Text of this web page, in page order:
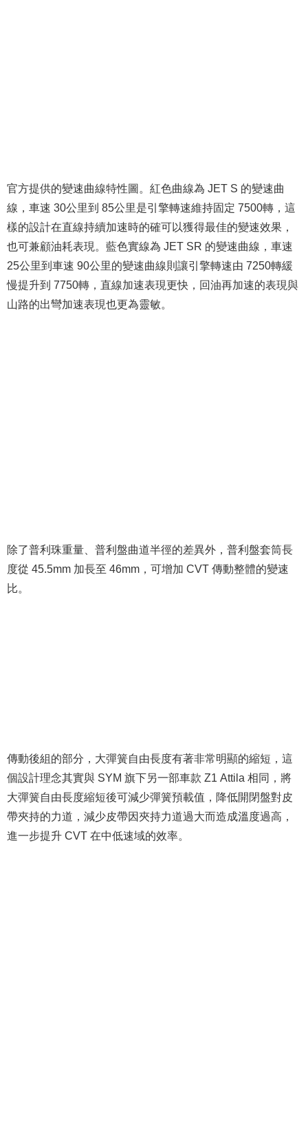
官方提供的變速曲線特性圖。紅色曲線為 JET S 的變速曲
線，車速 30公里到 85公里是引擎轉速維持固定 7500轉，這
樣的設計在直線持續加速時的確可以獲得最佳的變速效果，
也可兼顧油耗表現。藍色實線為 JET SR 的變速曲線，車速
25公里到車速 90公里的變速曲線則讓引擎轉速由 7250轉緩
慢提升到 7750轉，直線加速表現更快，回油再加速的表現與
山路的出彎加速表現也更為靈敏。
除了普利珠重量、普利盤曲道半徑的差異外，普利盤套筒長
度從 45.5mm 加長至 46mm，可增加 CVT 傳動整體的變速
比。
傳動後組的部分，大彈簧自由長度有著非常明顯的縮短，這
個設計理念其實與 SYM 旗下另一部車款 Z1 Attila 相同，將
大彈簧自由長度縮短後可減少彈簧預載值，降低開閉盤對皮
帶夾持的力道，減少皮帶因夾持力道過大而造成溫度過高，
進一步提升 CVT 在中低速域的效率。